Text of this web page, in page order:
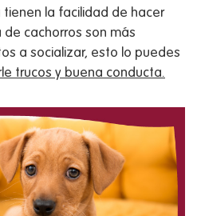
la facilidad de hacer
cachorros son más
a socializar, esto lo puedes
trucos y buena conducta.